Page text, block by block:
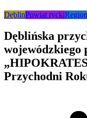
DęblinPowiat ryckiRegion
Dęblińska
wojewódzkiego
Przychodni